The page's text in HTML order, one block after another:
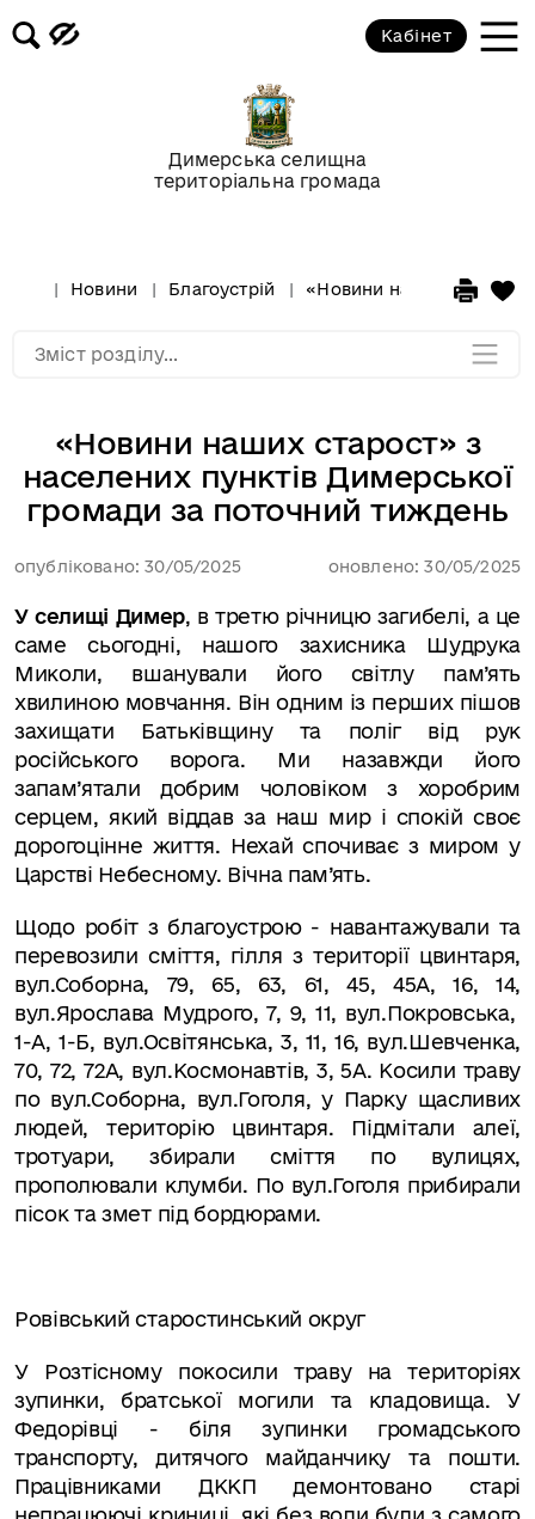
Димерська селищна
територіальна громада
Кабінет
Новини Благоустрій «Новини наших старост»
«Новини наших старост» з
населених пунктів Димерської
громади за поточний тиждень
опубліковано: 30/05/2025 оновлено: 30/05/2025
У селищі Димер, в третю річницю загибелі, а це
саме сьогодні, нашого захисника Шудрука
Миколи, вшанували його світлу пам’ять
хвилиною мовчання. Він одним із перших пішов
захищати Батьківщину та поліг від рук
російського ворога. Ми назавжди його
запам’ятали добрим чоловіком з хоробрим
серцем, який віддав за наш мир і спокій своє
дорогоцінне життя. Нехай спочиває з миром у
Царстві Небесному. Вічна пам’ять.
Щодо робіт з благоустрою - навантажували та
перевозили сміття, гілля з території цвинтаря,
вул.Соборна, 79, 65, 63, 61, 45, 45А, 16, 14,
вул.Ярослава Мудрого, 7, 9, 11, вул.Покровська,
1-А, 1-Б, вул.Освітянська, 3, 11, 16, вул.Шевченка,
70, 72, 72А, вул.Космонавтів, 3, 5А. Косили траву
по вул.Соборна, вул.Гоголя, у Парку щасливих
людей, територію цвинтаря. Підмітали алеї,
тротуари, збирали сміття по вулицях,
прополювали клумби. По вул.Гоголя прибирали
пісок та змет під бордюрами.
Ровівський старостинський округ
У Розтісному покосили траву на територіях
зупинки, братської могили та кладовища.
У
Федорівці - біля зупинки громадського
транспорту, дитячого майданчику та пошти.
Працівниками ДККП демонтовано старі
Зміст розділу...